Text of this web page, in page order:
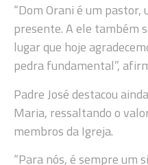
“Dom Orani é um pastor,
presente. A ele também
lugar que hoje
pedra fundamental”,
Padre José destacou
Maria, ressaltando o
membros da Igreja.
“Para nós, é sempre um